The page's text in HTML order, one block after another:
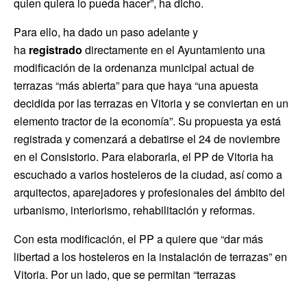
Para ello, ha dado un paso adelante y
ha registrado directamente en el Ayuntamiento una
modificación de la ordenanza municipal actual de
terrazas “más abierta” para que haya “una apuesta
decidida por las terrazas en Vitoria y se conviertan en un
elemento tractor de la economía”. Su propuesta ya está
registrada y comenzará a debatirse el 24 de noviembre
en el Consistorio. Para elaborarla, el PP de Vitoria ha
escuchado a varios hosteleros de la ciudad, así como a
arquitectos, aparejadores y profesionales del ámbito del
urbanismo, interiorismo, rehabilitación y reformas.
Con esta modificación, el PP a quiere que “dar más
libertad a los hosteleros en la instalación de terrazas” en
Vitoria. Por un lado, que se permitan “terrazas